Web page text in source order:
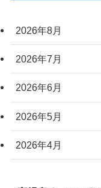
2026年8月
2026年7月
2026年6月
2026年5月
2026年4月